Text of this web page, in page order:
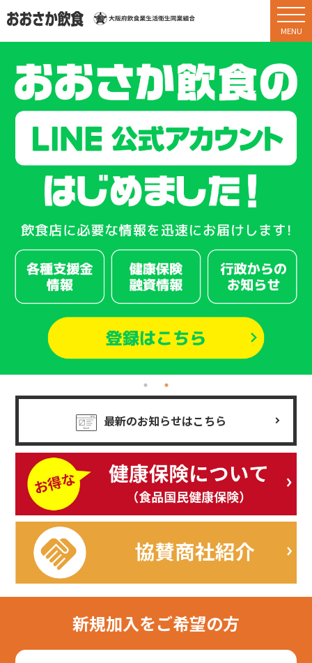
最新のお知らせはこちら
新規加入をご希望の方